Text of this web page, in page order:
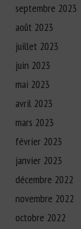
septembre 2023
août 2023
juillet 2023
juin 2023
mai 2023
avril 2023
mars 2023
février 2023
janvier 2023
décembre 2022
novembre 2022
octobre 2022